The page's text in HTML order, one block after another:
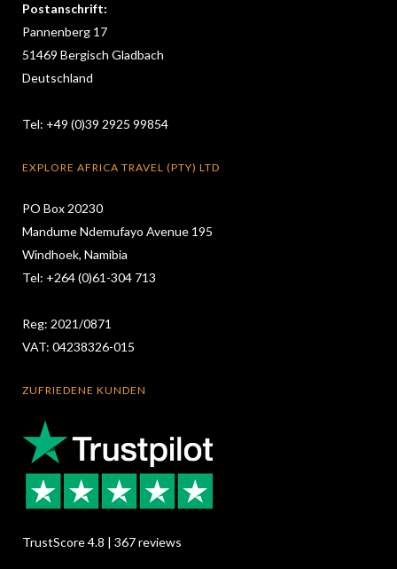
Postanschrift:
Pannenberg 17
51469 Bergisch Gladbach
Deutschland
Tel: +49 (0)39 2925 99854
EXPLORE AFRICA TRAVEL (PTY) LTD
PO Box 20230
Mandume Ndemufayo Avenue 195
Windhoek, Namibia
Tel: +264 (0)61-304 713
Reg: 2021/0871
VAT: 04238326-015
ZUFRIEDENE KUNDEN
TrustScore 4.8 | 367 reviews